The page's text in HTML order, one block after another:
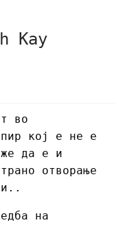
Kay
во
кој е не е
да е и
отворање
на